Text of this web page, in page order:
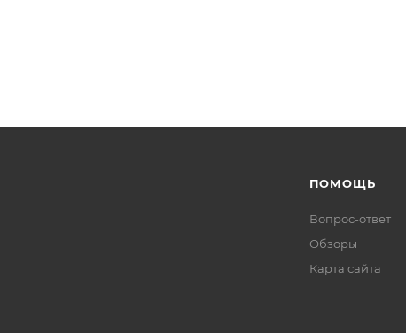
ПОМОЩЬ
Вопрос-ответ
Обзоры
Карта сайта